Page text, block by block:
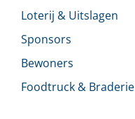
Loterij & Uitslagen
Sponsors
Bewoners
Foodtruck & Braderie